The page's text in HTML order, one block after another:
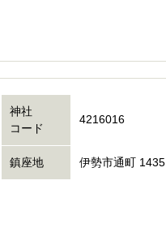
神社
コード
4216016
鎮座地 伊勢市通町 1435